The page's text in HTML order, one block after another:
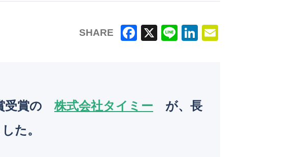
SHARE
e
b
e
dI
賞受賞の株式会社タイミー が、長
た。